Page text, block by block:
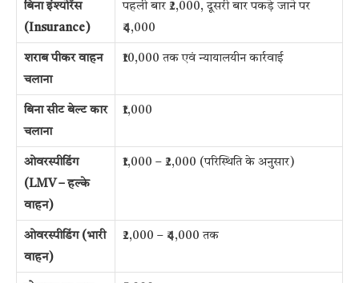
बिना इंश्योरेंस
(Insurance)
पहली बार ₹2,000, दूसरी बार पकड़े जाने पर
₹4,000
शराब पीकर वाहन
चलाना
₹10,000 तक एवं न्यायालयीन कार्रवाई
बिना सीट बेल्ट कार
चलाना
₹1,000
ओवरस्पीडिंग
(LMV – हल्के
वाहन)
₹1,000 – ₹2,000 (परिस्थिति के अनुसार)
ओवरस्पीडिंग (भारी
वाहन)
₹2,000 – ₹4,000 तक